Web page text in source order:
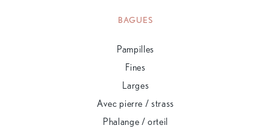
BAGUES
Pampilles
Fines
Larges
Avec pierre / strass
Phalange / orteil